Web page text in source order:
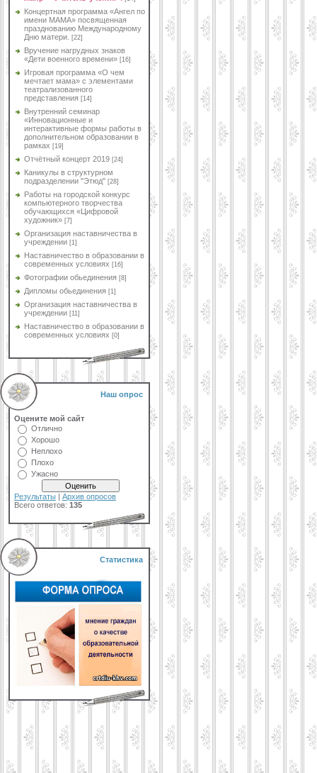
Концертная программа «Ангел по
имени МАМА» посвященная
празднованию Международному
Дню матери.
[22]
Вручение нагрудных знаков
«Дети военного времени» [16]
Игровая программа «О чем
мечтает мама» с элементами
театрализованного
представления [14]
Внутренний семинар
«Инновационные и
интерактивные формы работы в
дополнительном образовании в
рамках [19]
Отчётный концерт 2019 [24]
Каникулы в структурном
подразделении "Этюд" [28]
Работы на городской конкурс
компьютерного творчества
обучающихся «Цифровой
художник» [7]
Организация наставничества в
учреждении [1]
Наставничество в образовании в
современных условиях [16]
Фотографии обьединения [8]
Дипломы обьединения [1]
Организация наставничества в
учреждении [11]
Наставничество в образовании в
современных условиях [0]
Наш опрос
Оцените мой сайт
Отлично
Хорошо
Неплохо
Плохо
Ужасно
Результаты | Архив опросов
Всего ответов: 135
Статистика